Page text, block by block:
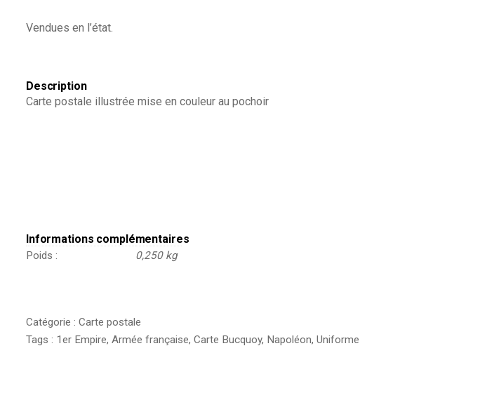
N°1
Vendues en l’état.
Description
Carte postale illustrée mise en couleur au pochoir
Informations complémentaires
Poids 0,250 kg
Catégorie : Carte postale
Tags : 1er Empire, Armée française, Carte Bucquoy, Napoléon, Uniforme